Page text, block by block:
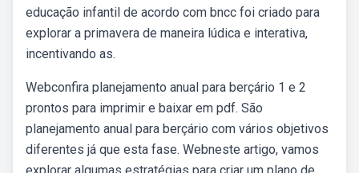
educação infantil de acordo com bncc foi criado para
explorar a primavera de maneira lúdica e interativa,
incentivando as.
Webconfira planejamento anual para berçário 1 e 2
prontos para imprimir e baixar em pdf. São
planejamento anual para berçário com vários objetivos
diferentes já que esta fase. Webneste artigo, vamos